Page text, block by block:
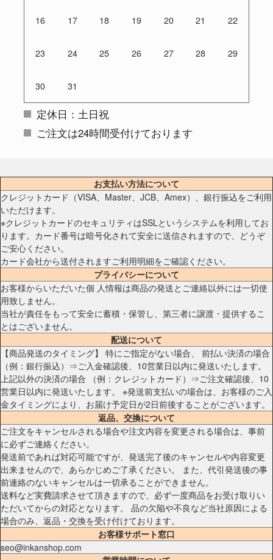
16 17 18 19 20 21 22
23 24 25 26 27 28 29
30 31
定休日：土日祝
ご注文は24時間受付けております
お支払い方法について
クレジットカード（VISA、Master、JCB、Amex）、銀行振込をご利用
いただけます。
※クレジットカードのセキュリティはSSLというシステムを利用してお
ります。カード番号は暗号化されて安全に送信されますので、どうぞ
ご安心ください。
カード会社から送付されますご利用明細をご確認ください。
プライバシーについて
お客様からいただいた個 人情報は商品の発送とご連絡以外には一切使
用致しません。
当社が責任をもって安全に蓄積・保管し、第三者に譲渡・提供するこ
とはございません。
配送について
【商品発送のタイミング】 特にご指定がない場合、 前払い決済の場合
（例：銀行振込）⇒ご入金確認後、10営業日以内に発送いたします。
上記以外の決済の場合 （例：クレジットカード）⇒ご注文確認後、10
営業日以内に発送いたします。 ※発送前支払いの場合は、お客様のご入
金タイミングにより、お届け予定日が2日前後することがございます。
返品、交換について
ご注文をキャンセルされる場合や注文内容を変更される場合は、事前
に必ずご連絡ください。
発送前であれば対応可能ですが、発送完了後のキャンセルや内容変更
出来ませんので、あらかじめご了承ください。 また、代引発送後の事
前連絡のないキャンセルは一切承ることができません。
送料など実費請求させて頂きますので、必ず一度商品をお受け取りい
ただいてからの対応となります。 品の欠陥や不良など当社原因による
場合のみ、返品・交換を受け付けております。
お客様サポート窓口
seo@inkanshop.com